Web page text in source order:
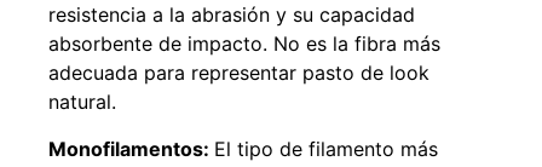
resistencia a la abrasión y su capacidad
absorbente de impacto. No es la fibra más
adecuada para representar pasto de look
natural.
Monofilamentos: El tipo de filamento más